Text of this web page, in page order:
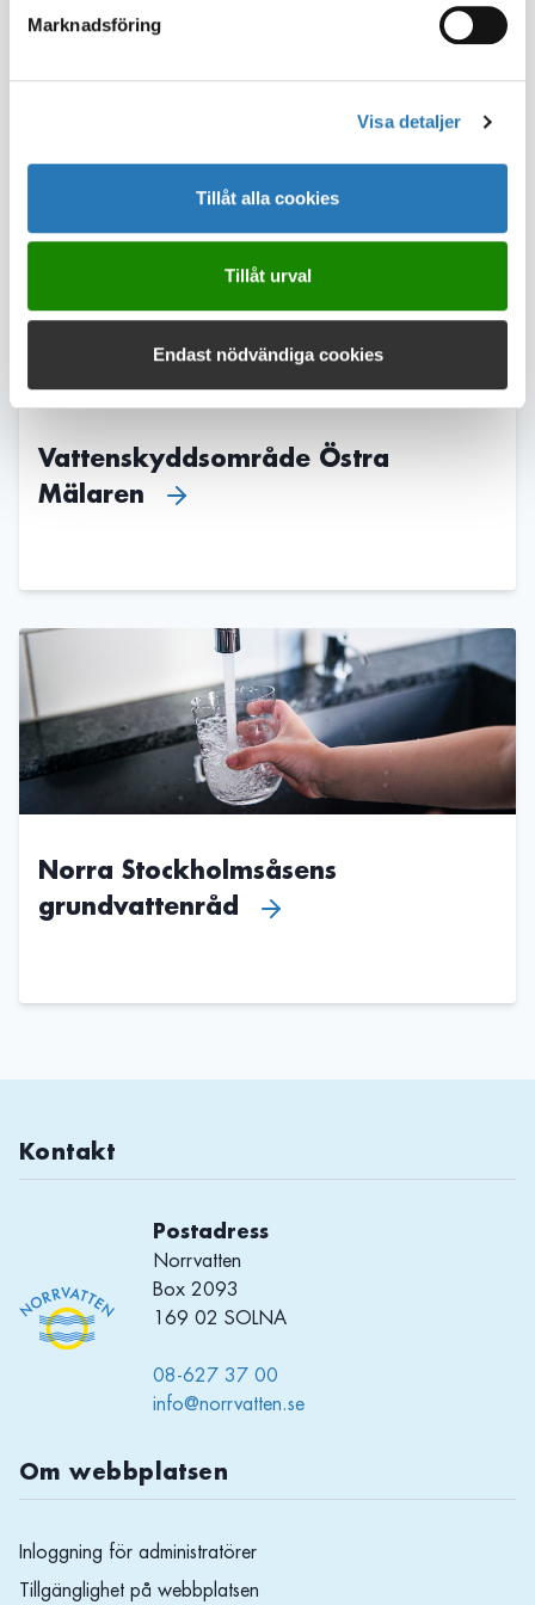
Marknadsföring
Visa detaljer
Tillåt alla cookies
Tillåt urval
Endast nödvändiga cookies
Vattenskyddsområde Östra
Mälaren
Norra Stockholmsåsens
grundvattenråd
Kontakt
Postadress
Norrvatten
Box 2093
169 02 SOLNA
08-627 37 00
info@norrvatten.se
Om webbplatsen
Inloggning för administratörer
Tillgänglighet på webbplatsen